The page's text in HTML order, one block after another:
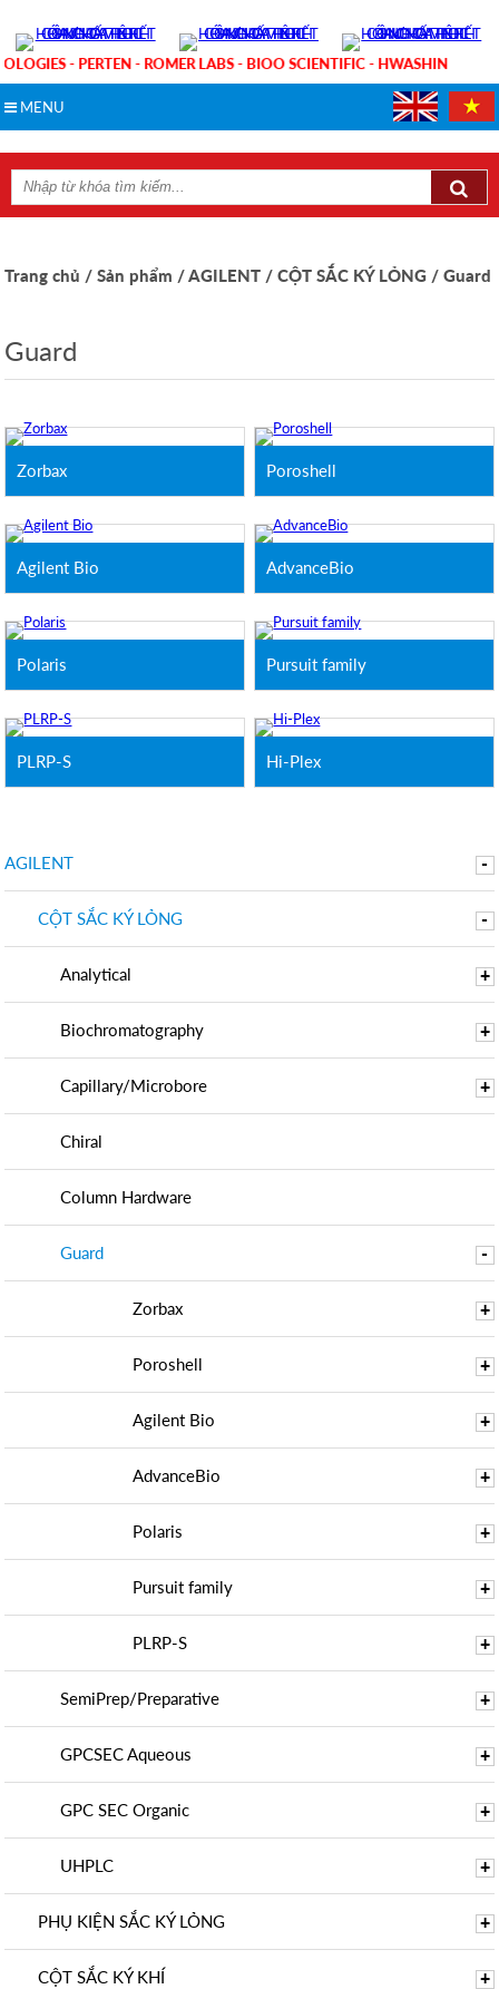
- PERTEN - ROMER LABS - BIOO SCIENTIFIC - HWASHIN
MENU
Trang chủ / Sản phẩm / AGILENT / CỘT SẮC KÝ LỎNG / Guard
Guard
Zorbax Poroshell
Agilent Bio AdvanceBio
Polaris Pursuit family
PLRP-S Hi-Plex
AGILENT -
CỘT SẮC KÝ LỎNG -
Analytical +
Biochromatography +
Capillary/Microbore +
Chiral
Column Hardware
Guard -
Zorbax +
Poroshell +
Agilent Bio +
AdvanceBio +
Polaris +
Pursuit family +
PLRP-S +
SemiPrep/Preparative +
GPCSEC Aqueous +
GPC SEC Organic +
UHPLC +
PHỤ KIỆN SẮC KÝ LỎNG +
CỘT SẮC KÝ KHÍ +